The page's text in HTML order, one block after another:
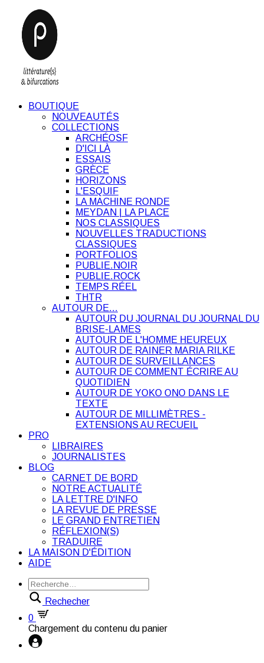
BOUTIQUE
NOUVEAUTÉS
COLLECTIONS
ARCHÉOSF
D'ICI LÀ
ESSAIS
GRÈCE
HORIZONS
L'ESQUIF
LA MACHINE RONDE
MEYDAN | LA PLACE
NOS CLASSIQUES
NOUVELLES TRADUCTIONS
CLASSIQUES
PORTFOLIOS
PUBLIE.NOIR
PUBLIE.ROCK
TEMPS RÉEL
THTR
AUTOUR DE…
AUTOUR DU JOURNAL DU JOURNAL DU
BRISE-LAMES
AUTOUR DE L'HOMME HEUREUX
AUTOUR DE RAINER MARIA RILKE
AUTOUR DE SURVEILLANCES
AUTOUR DE COMMENT ÉCRIRE AU
QUOTIDIEN
AUTOUR DE YOKO ONO DANS LE
TEXTE
AUTOUR DE MILLIMÈTRES -
EXTENSIONS AU RECUEIL
PRO
LIBRAIRES
JOURNALISTES
BLOG
CARNET DE BORD
NOTRE ACTUALITÉ
LA LETTRE D'INFO
LA REVUE DE PRESSE
LE GRAND ENTRETIEN
RÉFLEXION(S)
TRADUIRE
LA MAISON D'ÉDITION
AIDE
Rechecher
0
Chargement du contenu du panier